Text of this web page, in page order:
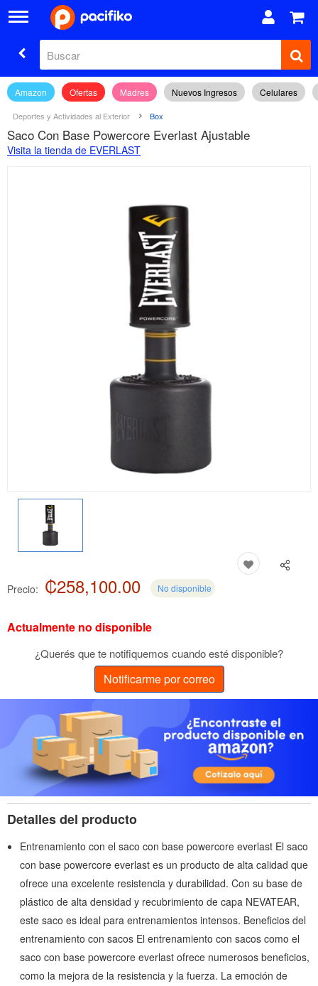
Amazon Ofertas Madres Nuevos Ingresos Celulares
Deportes y Actividades al Exterior Box
Saco Con Base Powercore Everlast Ajustable
Visita la tienda de EVERLAST
Precio: ₡258,100.00 No disponible
Actualmente no disponible
¿Querés que te notifiquemos cuando esté disponible?
Notificarme por correo
Detalles del producto
Entrenamiento con el saco con base powercore everlast El saco
con base powercore everlast es un producto de alta calidad que
ofrece una excelente resistencia y durabilidad. Con su base de
plástico de alta densidad y recubrimiento de capa NEVATEAR,
este saco es ideal para entrenamientos intensos. Beneficios del
entrenamiento con sacos El entrenamiento con sacos como el
saco con base powercore everlast ofrece numerosos beneficios,
como la mejora de la resistencia y la fuerza. La emoción de